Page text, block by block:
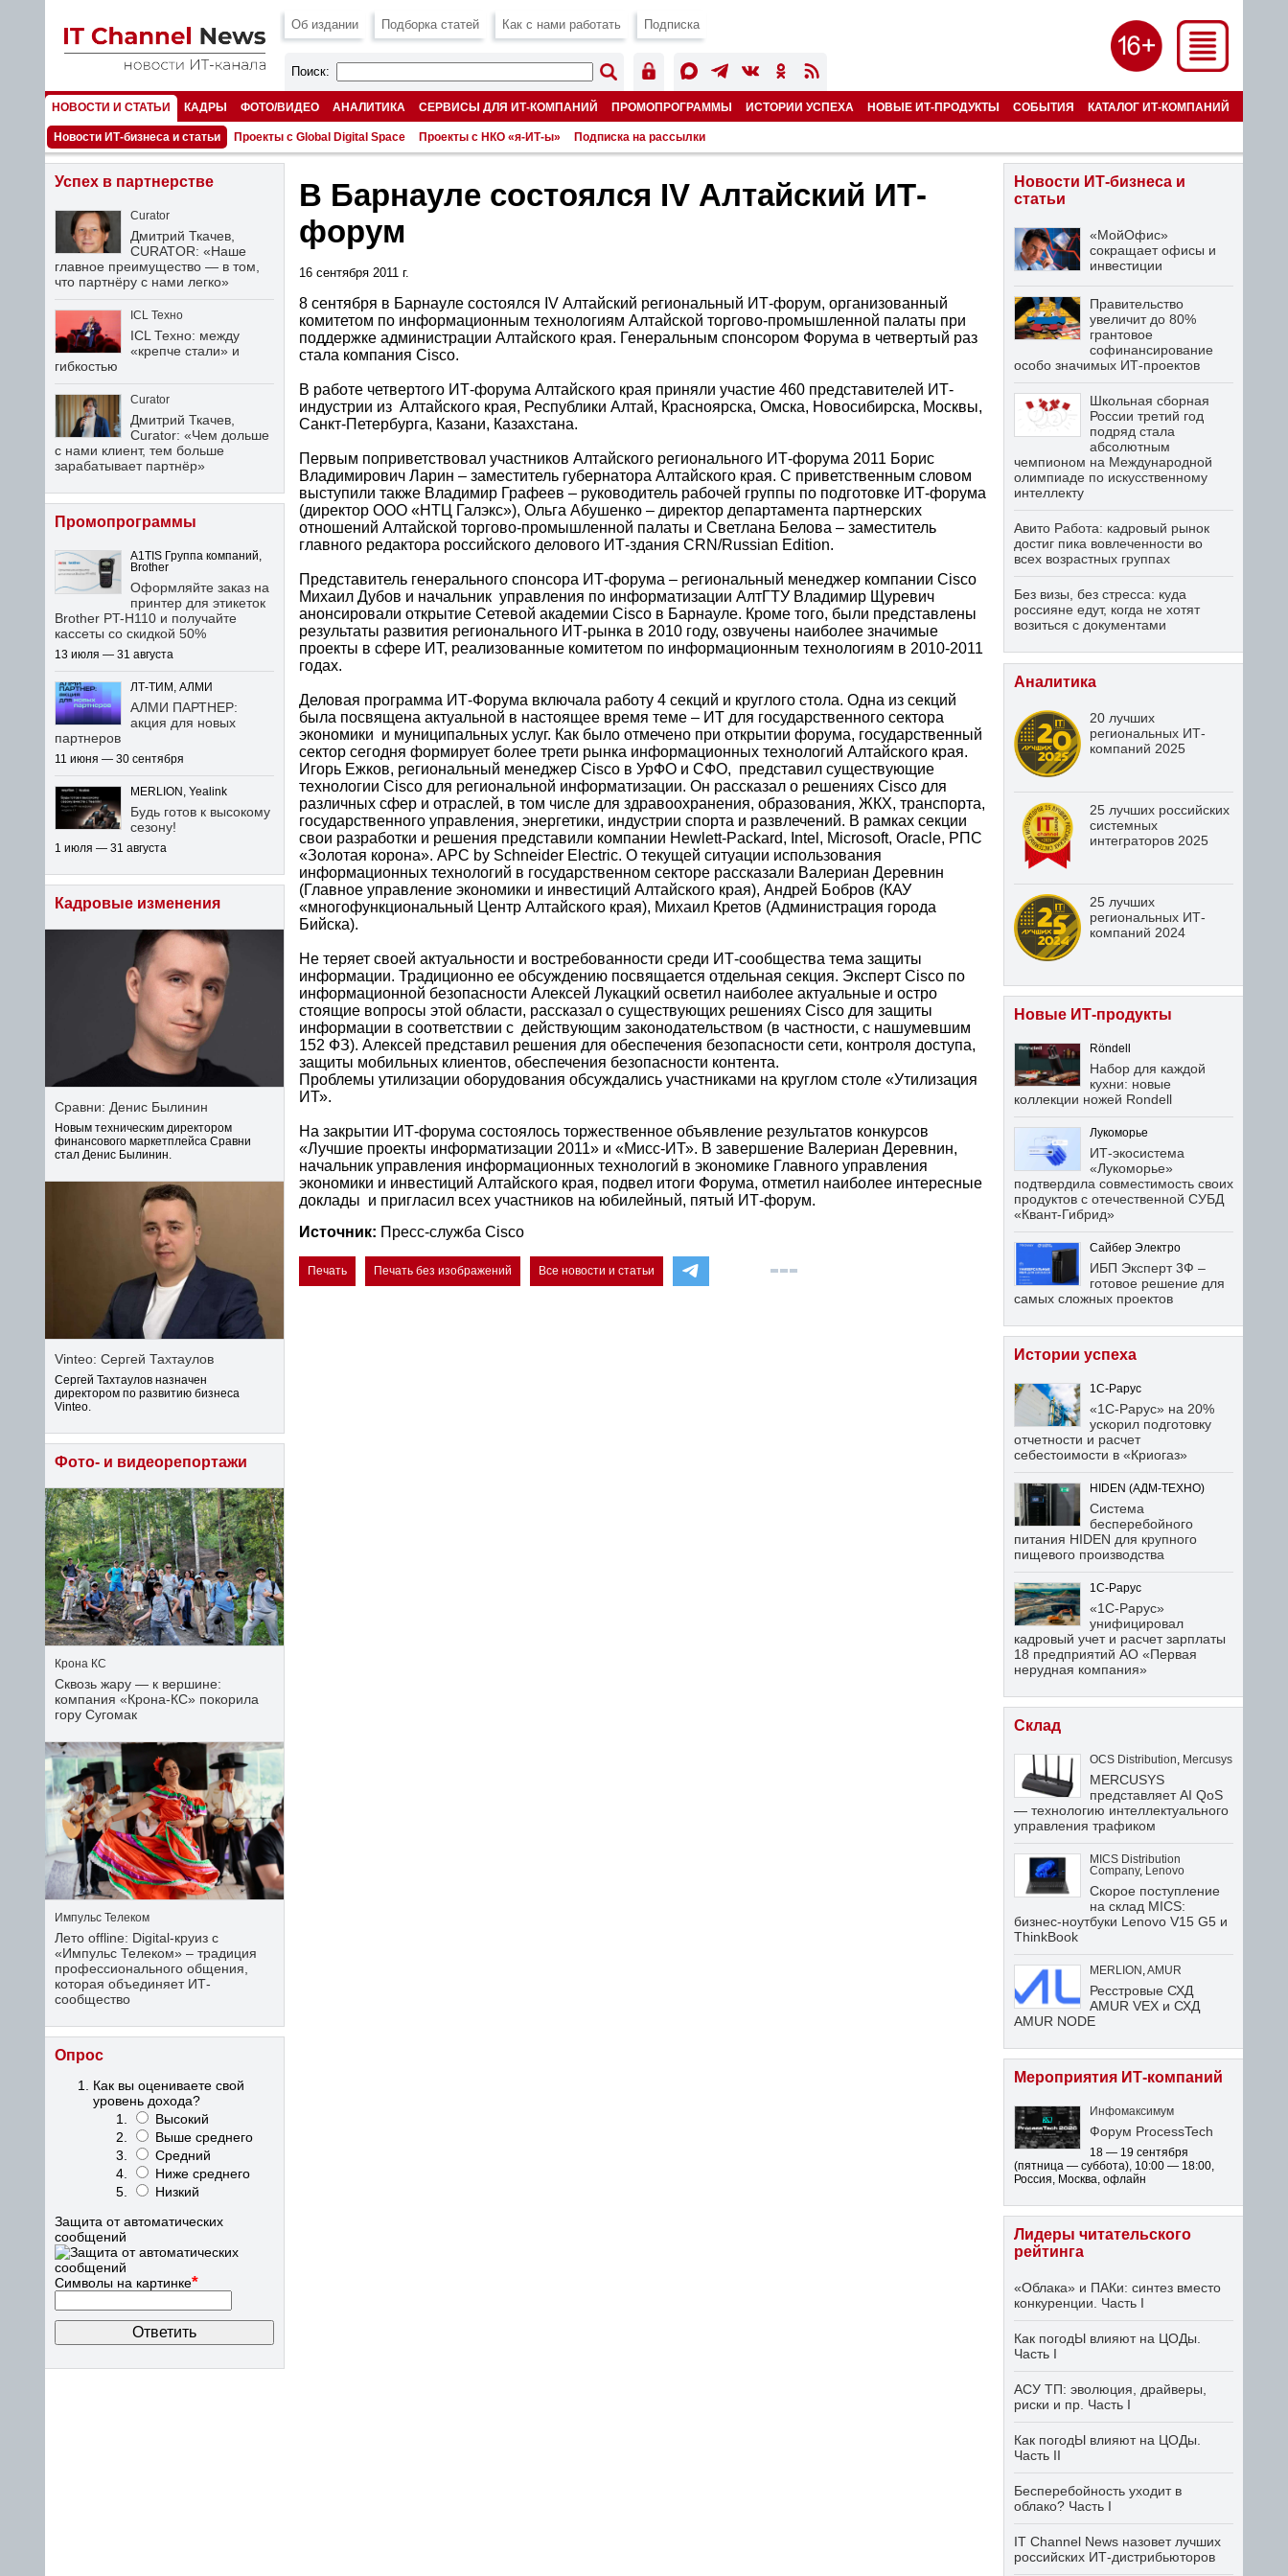
Об издании Подборка статей Как с нами работать Подписка
Поиск:
НОВОСТИ И СТАТЬИ КАДРЫ ФОТО/ВИДЕО АНАЛИТИКА СЕРВИСЫ ДЛЯ ИТ-КОМПАНИЙ ПРОМОПРОГРАММЫ ИСТОРИИ УСПЕХА НОВЫЕ ИТ-ПРОДУКТЫ СОБЫТИЯ КАТАЛОГ ИТ-КОМПАНИЙ
НОМЕРА
Новости ИТ-бизнеса и статьи Проекты с Global Digital Space Проекты с НКО «я-ИТ-ы» Подписка на рассылки
В Барнауле состоялся IV Алтайский ИТ-
форум
16 сентября 2011 г.
8 сентября в Барнауле состоялся IV Алтайский региональный ИТ-форум, организованный
комитетом по информационным технологиям Алтайской торгово-промышленной палаты при
поддержке администрации Алтайского края. Генеральным спонсором Форума в четвертый раз
стала компания Cisco.
В работе четвертого ИТ-форума Алтайского края приняли участие 460 представителей ИТ-
индустрии из Алтайского края, Республики Алтай, Красноярска, Омска, Новосибирска, Москвы,
Санкт-Петербурга, Казани, Казахстана.
Первым поприветствовал участников Алтайского регионального ИТ-форума 2011 Борис
Владимирович Ларин – заместитель губернатора Алтайского края. С приветственным словом
выступили также Владимир Графеев – руководитель рабочей группы по подготовке ИТ-форума
(директор ООО «НТЦ Галэкс»), Ольга Абушенко – директор департамента партнерских
отношений Алтайской торгово-промышленной палаты и Светлана Белова – заместитель
главного редактора российского делового ИТ-здания CRN/Russian Edition.
Представитель генерального спонсора ИТ-форума – региональный менеджер компании Cisco
Михаил Дубов и начальник управления по информатизации АлтГТУ Владимир Щуревич
анонсировали открытие Сетевой академии Cisco в Барнауле. Кроме того, были представлены
результаты развития регионального ИТ-рынка в 2010 году, озвучены наиболее значимые
проекты в сфере ИТ, реализованные комитетом по информационным технологиям в 2010-2011
годах.
Деловая программа ИТ-Форума включала работу 4 секций и круглого стола. Одна из секций
была посвящена актуальной в настоящее время теме – ИТ для государственного сектора
экономики и муниципальных услуг. Как было отмечено при открытии форума, государственный
сектор сегодня формирует более трети рынка информационных технологий Алтайского края.
Игорь Ежков, региональный менеджер Cisco в УрФО и СФО, представил существующие
технологии Cisco для региональной информатизации. Он рассказал о решениях Cisco для
различных сфер и отраслей, в том числе для здравоохранения, образования, ЖКХ, транспорта,
государственного управления, энергетики, индустрии спорта и развлечений. В рамках секции
свои разработки и решения представили компании Hewlett-Packard, Intel, Microsoft, Oracle, РПС
«Золотая корона». APC by Schneider Electric. О текущей ситуации использования
информационных технологий в государственном секторе рассказали Валериан Деревнин
(Главное управление экономики и инвестиций Алтайского края), Андрей Бобров (КАУ
«многофункциональный Центр Алтайского края), Михаил Кретов (Администрация города
Бийска).
Не теряет своей актуальности и востребованности среди ИТ-сообщества тема защиты
информации. Традиционно ее обсуждению посвящается отдельная секция. Эксперт Cisco по
информационной безопасности Алексей Лукацкий осветил наиболее актуальные и остро
стоящие вопросы этой области, рассказал о существующих решениях Cisco для защиты
информации в соответствии с действующим законодательством (в частности, с нашумевшим
152 ФЗ). Алексей представил решения для обеспечения безопасности сети, контроля доступа,
защиты мобильных клиентов, обеспечения безопасности контента.
Проблемы утилизации оборудования обсуждались участниками на круглом столе «Утилизация
ИТ».
На закрытии ИТ-форума состоялось торжественное объявление результатов конкурсов
«Лучшие проекты информатизации 2011» и «Мисс-ИТ». В завершение Валериан Деревнин,
начальник управления информационных технологий в экономике Главного управления
экономики и инвестиций Алтайского края, подвел итоги Форума, отметил наиболее интересные
доклады и пригласил всех участников на юбилейный, пятый ИТ-форум.
Источник: Пресс-служба Cisco
Печать Печать без изображений Все новости и статьи
Успех в партнерстве
Curator
Дмитрий Ткачев,
CURATOR: «Наше
главное преимущество — в том,
что партнёру с нами легко»
ICL Техно
ICL Техно: между
«крепче стали» и
гибкостью
Curator
Дмитрий Ткачев,
Curator: «Чем дольше
с нами клиент, тем больше
зарабатывает партнёр»
Промопрограммы
A1TIS Группа компаний,
Brother
Оформляйте заказ на
принтер для этикеток
Brother PT-H110 и получайте
кассеты со скидкой 50%
13 июля — 31 августа
ЛТ-ТИМ, АЛМИ
АЛМИ ПАРТНЕР:
акция для новых
партнеров
11 июня — 30 сентября
MERLION, Yealink
Будь готов к высокому
сезону!
1 июля — 31 августа
Кадровые изменения
Сравни: Денис Былинин
Новым техническим директором
финансового маркетплейса Сравни
стал Денис Былинин.
Vinteo: Сергей Тахтаулов
Сергей Тахтаулов назначен
директором по развитию бизнеса
Vinteo.
Фото- и видеорепортажи
Крона КС
Сквозь жару — к вершине:
компания «Крона‑КС» покорила
гору Сугомак
Импульс Телеком
Лето offline: Digital-круиз с
«Импульс Телеком» – традиция
профессионального общения,
которая объединяет ИТ-
сообщество
Опрос
Как вы оцениваете свой
уровень дохода?
Высокий
Выше среднего
Средний
Ниже среднего
Низкий
Защита от автоматических
сообщений
Символы на картинке*
Новости ИТ-бизнеса и
статьи
«МойОфис»
сокращает офисы и
инвестиции
Правительство
увеличит до 80%
грантовое
софинансирование
особо значимых ИТ-проектов
Школьная сборная
России третий год
подряд стала
абсолютным
чемпионом на Международной
олимпиаде по искусственному
интеллекту
Авито Работа: кадровый рынок
достиг пика вовлеченности во
всех возрастных группах
Без визы, без стресса: куда
россияне едут, когда не хотят
возиться с документами
Аналитика
20 лучших
региональных ИТ-
компаний 2025
25 лучших российских
системных
интеграторов 2025
25 лучших
региональных ИТ-
компаний 2024
Новые ИТ-продукты
Röndell
Набор для каждой
кухни: новые
коллекции ножей Rondell
Лукоморье
ИТ-экосистема
«Лукоморье»
подтвердила совместимость своих
продуктов с отечественной СУБД
«Квант-Гибрид»
Сайбер Электро
ИБП Эксперт 3Ф –
готовое решение для
самых сложных проектов
Истории успеха
1С-Рарус
«1С-Рарус» на 20%
ускорил подготовку
отчетности и расчет
себестоимости в «Криогаз»
HIDEN (АДМ-ТЕХНО)
Система
бесперебойного
питания HIDEN для крупного
пищевого производства
1С-Рарус
«1С-Рарус»
унифицировал
кадровый учет и расчет зарплаты
18 предприятий АО «Первая
нерудная компания»
Склад
OCS Distribution Mercusys
MERCUSYS
представляет AI QoS
— технологию интеллектуального
управления трафиком
MICS Distribution
Company, Lenovo
Скорое поступление
на склад MICS:
бизнес-ноутбуки Lenovo V15 G5 и
ThinkBook
MERLION AMUR
Ресстровые СХД
AMUR VEX и СХД
AMUR NODE
Мероприятия ИТ-компаний
Инфомаксимум
Форум ProcessTech
18 — 19 сентября
(пятница — суббота), 10:00 — 18:00,
Россия, Москва, офлайн
Лидеры читательского
рейтинга
«Облака» и ПАКи: синтез вместо
конкуренции. Часть I
Как погодЫ влияют на ЦОДы.
Часть I
АСУ ТП: эволюция, драйверы,
риски и пр. Часть I
Как погодЫ влияют на ЦОДы.
Часть II
Бесперебойность уходит в
облако? Часть I
IT Channel News назовет лучших
российских ИТ-дистрибьюторов